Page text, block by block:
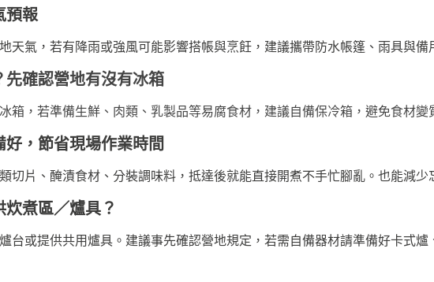
預報
天氣，若有降雨或強風可能影響搭帳與烹飪，建議攜帶防水帳篷、雨具與備
先確認營地有沒有冰箱
箱，若準備生鮮、肉類、乳製品等易腐食材，建議自備保冷箱，避免食材變
，節省現場作業時間
切片、醃漬食材、分裝調味料，抵達後就能直接開煮不手忙腳亂。也能減少
煮區／爐具？
台或提供共用爐具。建議事先確認營地規定，若需自備器材請準備好卡式